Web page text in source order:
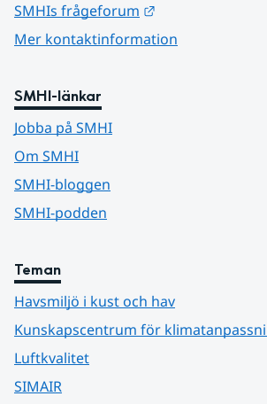
SMHIs frågeforum
Mer kontaktinformation
SMHI-länkar
Jobba på SMHI
Om SMHI
SMHI-bloggen
SMHI-podden
Teman
Havsmiljö i kust och hav
Kunskapscentrum för
Luftkvalitet
SIMAIR